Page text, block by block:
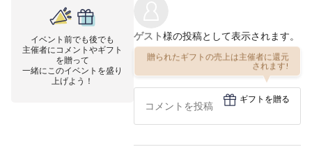
イベント前でも後でも
主催者にコメントやギフト
を贈って
一緒にこのイベントを盛り
上げよう！
ゲスト様の投稿として表示されます。
贈られたギフトの売上は主催者に還元
されます!
ギフトを贈る